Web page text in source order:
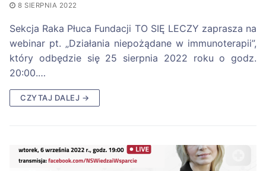
8 SIERPNIA 2022
Sekcja Raka Płuca Fundacji TO SIĘ LECZY zaprasza na
webinar pt. „Działania niepożądane w immunoterapii”,
który odbędzie się 25 sierpnia 2022 roku o godz.
20:00.…
CZYTAJ DALEJ →